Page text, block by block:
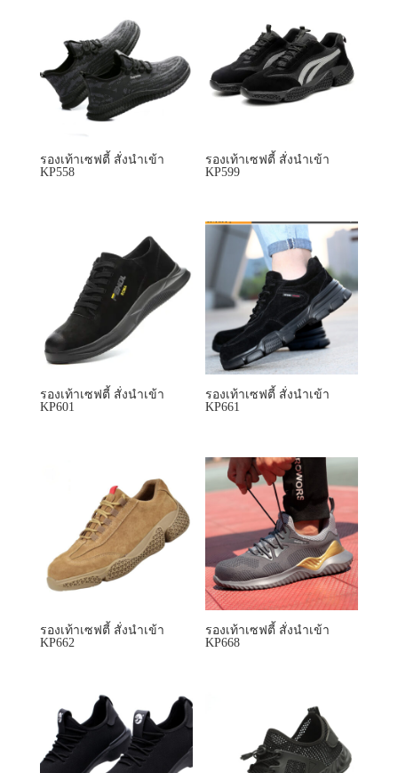
รองเท้าเซฟตี้ สั่งนำเข้า
KP558
รองเท้าเซฟตี้ สั่งนำเข้า
KP599
รองเท้าเซฟตี้ สั่งนำเข้า
KP601
รองเท้าเซฟตี้ สั่งนำเข้า
KP661
รองเท้าเซฟตี้ สั่งนำเข้า
KP662
รองเท้าเซฟตี้ สั่งนำเข้า
KP668